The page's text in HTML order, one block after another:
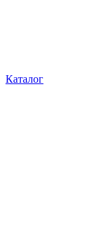
Каталог